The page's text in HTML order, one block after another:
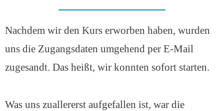
Nachdem wir den Kurs erworben haben, wurden
uns die Zugangsdaten umgehend per E-Mail
zugesandt. Das heißt, wir konnten sofort starten.
Was uns zuallererst aufgefallen ist, war die